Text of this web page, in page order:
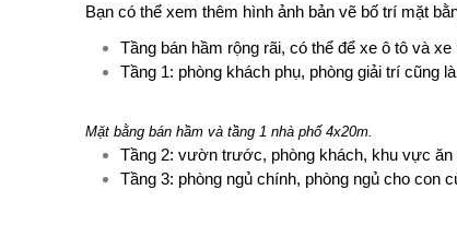
Bạn có thể xem thêm hình ảnh bản vẽ bố trí mặt
Tầng bán hầm rộng rãi, có thể để xe ô tô và xe
Tầng 1: phòng khách phụ, phòng giải trí cũng
Mặt bằng bán hầm và tầng 1 nhà phố 4x20m.
Tầng 2: vườn trước, phòng khách, khu vực ăn
Tầng 3: phòng ngủ chính, phòng ngủ cho con